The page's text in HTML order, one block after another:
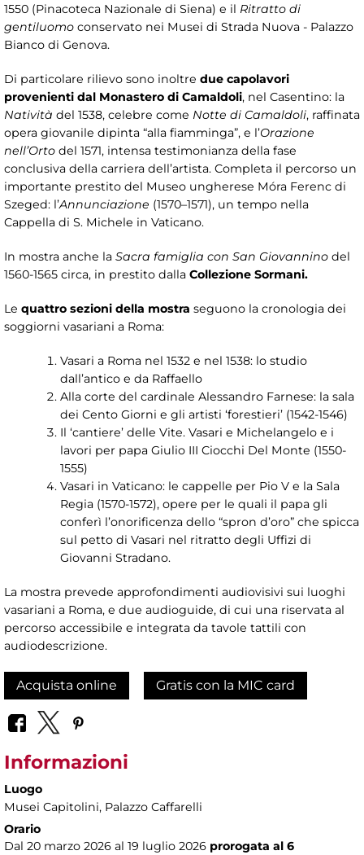
1550 (Pinacoteca Nazionale di Siena) e il Ritratto di
gentiluomo conservato nei Musei di Strada Nuova - Palazzo
Bianco di Genova.
Di particolare rilievo sono inoltre due capolavori
provenienti dal Monastero di Camaldoli, nel Casentino: la
Natività del 1538, celebre come Notte di Camaldoli, raffinata
opera giovanile dipinta “alla fiamminga”, e l’Orazione
nell’Orto del 1571, intensa testimonianza della fase
conclusiva della carriera dell’artista. Completa il percorso un
importante prestito del Museo ungherese Móra Ferenc di
Szeged: l’Annunciazione (1570–1571), un tempo nella
Cappella di S. Michele in Vaticano.
In mostra anche la Sacra famiglia con San Giovannino del
1560-1565 circa, in prestito dalla Collezione Sormani.
Le quattro sezioni della mostra seguono la cronologia dei
soggiorni vasariani a Roma:
Vasari a Roma nel 1532 e nel 1538: lo studio
dall’antico e da Raffaello
Alla corte del cardinale Alessandro Farnese: la sala
dei Cento Giorni e gli artisti ‘forestieri’ (1542-1546)
Il ‘cantiere’ delle Vite. Vasari e Michelangelo e i
lavori per papa Giulio III Ciocchi Del Monte (1550-
1555)
Vasari in Vaticano: le cappelle per Pio V e la Sala
Regia (1570-1572), opere per le quali il papa gli
conferì l’onorificenza dello “spron d’oro” che spicca
sul petto di Vasari nel ritratto degli Uffizi di
Giovanni Stradano.
La mostra prevede approfondimenti audiovisivi sui luoghi
vasariani a Roma, e due audioguide, di cui una riservata al
percorso accessibile e integrata da tavole tattili con
audiodescrizione.
Acquista online Gratis con la MIC card
Informazioni
Luogo
Musei Capitolini, Palazzo Caffarelli
Orario
Dal 20 marzo 2026 al 19 luglio 2026 prorogata al 6